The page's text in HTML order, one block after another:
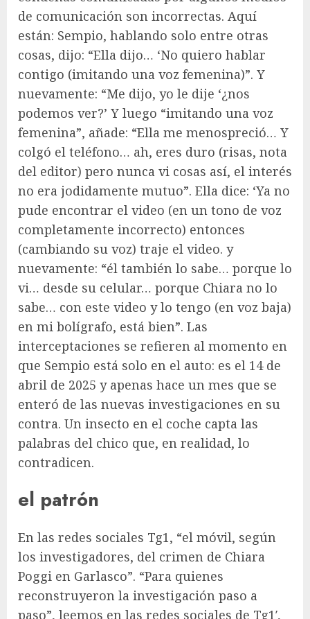
de comunicación son incorrectas. Aquí
están: Sempio, hablando solo entre otras
cosas, dijo: “Ella dijo… ‘No quiero hablar
contigo (imitando una voz femenina)”. Y
nuevamente: “Me dijo, yo le dije ‘¿nos
podemos ver?’ Y luego “imitando una voz
femenina”, añade: “Ella me menospreció… Y
colgó el teléfono… ah, eres duro (risas, nota
del editor) pero nunca vi cosas así, el interés
no era jodidamente mutuo”. Ella dice: ‘Ya no
pude encontrar el video (en un tono de voz
completamente incorrecto) entonces
(cambiando su voz) traje el video. y
nuevamente: “él también lo sabe… porque lo
vi… desde su celular… porque Chiara no lo
sabe… con este video y lo tengo (en voz baja)
en mi bolígrafo, está bien”. Las
interceptaciones se refieren al momento en
que Sempio está solo en el auto: es el 14 de
abril de 2025 y apenas hace un mes que se
enteró de las nuevas investigaciones en su
contra. Un insecto en el coche capta las
palabras del chico que, en realidad, lo
contradicen.
el patrón
En las redes sociales Tg1, “el móvil, según
los investigadores, del crimen de Chiara
Poggi en Garlasco”. “Para quienes
reconstruyeron la investigación paso a
paso”, leemos en las redes sociales de Tg1′,